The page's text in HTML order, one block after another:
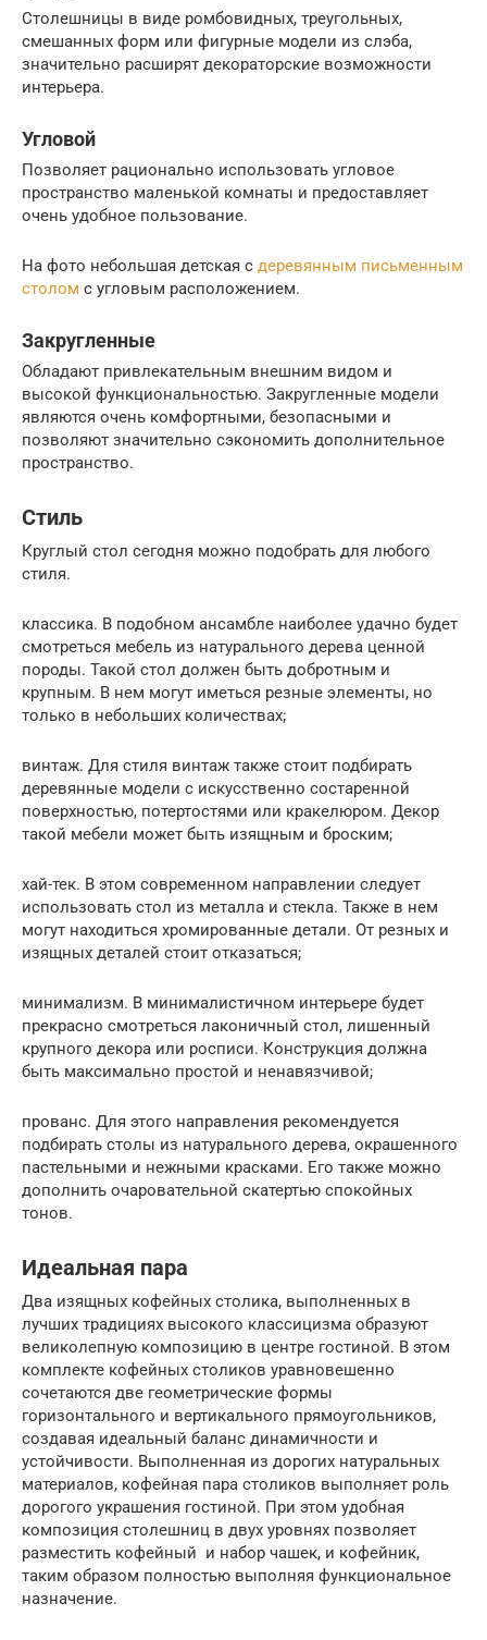
Столешницы в виде ромбовидных, треугольных,
смешанных форм или фигурные модели из слэба,
значительно расширят декораторские возможности
интерьера.
Угловой
Позволяет рационально использовать угловое
пространство маленькой комнаты и предоставляет
очень удобное пользование.
На фото небольшая детская с деревянным письменным
столом с угловым расположением.
Закругленные
Обладают привлекательным внешним видом и
высокой функциональностью. Закругленные модели
являются очень комфортными, безопасными и
позволяют значительно сэкономить дополнительное
пространство.
Стиль
Круглый стол сегодня можно подобрать для любого
стиля.
классика. В подобном ансамбле наиболее удачно будет
смотреться мебель из натурального дерева ценной
породы. Такой стол должен быть добротным и
крупным. В нем могут иметься резные элементы, но
только в небольших количествах;
винтаж. Для стиля винтаж также стоит подбирать
деревянные модели с искусственно состаренной
поверхностью, потертостями или кракелюром. Декор
такой мебели может быть изящным и броским;
хай-тек. В этом современном направлении следует
использовать стол из металла и стекла. Также в нем
могут находиться хромированные детали. От резных и
изящных деталей стоит отказаться;
минимализм. В минималистичном интерьере будет
прекрасно смотреться лаконичный стол, лишенный
крупного декора или росписи. Конструкция должна
быть максимально простой и ненавязчивой;
прованс. Для этого направления рекомендуется
подбирать столы из натурального дерева, окрашенного
пастельными и нежными красками. Его также можно
дополнить очаровательной скатертью спокойных
тонов.
Идеальная пара
Два изящных кофейных столика, выполненных в
лучших традициях высокого классицизма образуют
великолепную композицию в центре гостиной. В этом
комплекте кофейных столиков уравновешенно
сочетаются две геометрические формы
горизонтального и вертикального прямоугольников,
создавая идеальный баланс динамичности и
устойчивости. Выполненная из дорогих натуральных
материалов, кофейная пара столиков выполняет роль
дорогого украшения гостиной. При этом удобная
композиция столешниц в двух уровнях позволяет
разместить кофейный и набор чашек, и кофейник,
таким образом полностью выполняя функциональное
назначение.